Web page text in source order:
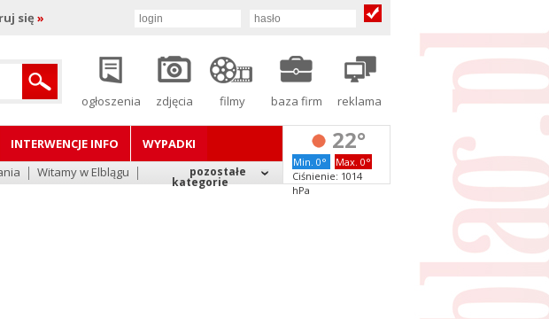
się »
ogłoszenia zdjęcia filmy baza firm reklama
INTERWENCJE INFO
WYPADKI
Witamy w Elblągu pozostałe
kategorie
22°
Min. 0°
Max. 0°
Ciśnienie: 1014
hPa